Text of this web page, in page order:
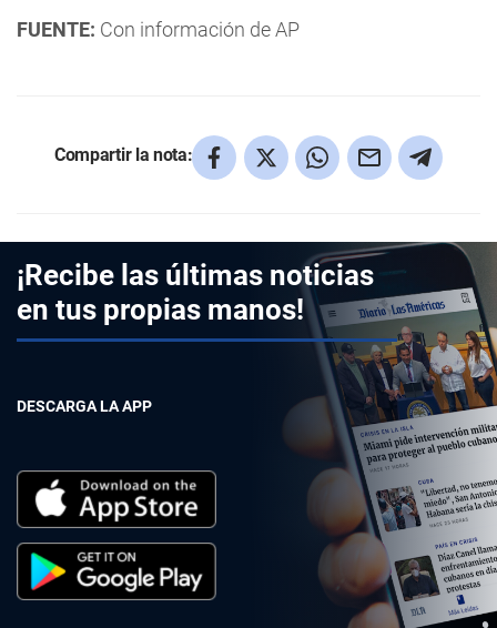
FUENTE: Con información de AP
Compartir la nota:
¡Recibe las últimas noticias
en tus propias manos!
DESCARGA LA APP